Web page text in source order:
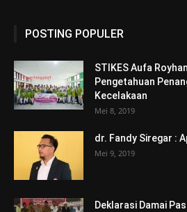
POSTING POPULER
STIKES Aufa
Pengetahuan
Kecelakaan
Mei 8, 2019
dr. Fandy Siregar :
Mei 9, 2019
Deklarasi Damai